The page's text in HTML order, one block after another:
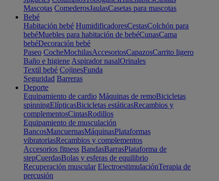
Mascotas ComederosJaulasCasetas para mascotas
Bebé
Habitación bebé HumidificadoresCestasColchón para
bebéMuebles para habitación de bebéCunasCama
bebéDecoración bebé
Paseo CocheMochilasAccesoriosCapazosCarrito ligero
Baño e higiene Aspirador nasalOrinales
Textil bebé CojinesFunda
Seguridad Barreras
Deporte
Equipamiento de cardio Máquinas de remoBicicletas
spinningElípticasBicicletas estáticasRecambios y
complementosCintasRodillos
Equipamiento de musculación
BancosMancuernasMáquinasPlataformas
vibratoriasRecambios y complementos
Accesorios fitness BandasBarrasPlataforma de
stepCuerdasBolas y esferas de equilibrio
Recuperación muscular ElectroestimulaciónTerapia de
percusión